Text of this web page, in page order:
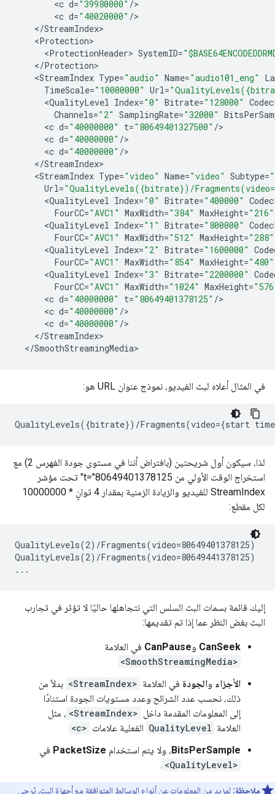
<c d="39980000" /
<c d="40020000" /
</StreamIndex
<Protection
<ProtectionHeader> SystemID=
</Protection
<StreamIndex Type="audio" Name="audio101_eng"
TimeScale="10000000" Url=
<QualityLevel Index="0" Bitrate="128000"
Channels="2" SamplingRate="32000"
<c d="40000000" t="80649401327500" /
<c d="40000000" /
<c d="40000000" /
</StreamIndex
<StreamIndex Type="video" Name="video" Subtype=
Url="QualityLevels({bitrate})/
<QualityLevel Index="0" Bitrate="400000"
FourCC="AVC1" MaxWidth="384" MaxHeight="216"
<QualityLevel Index="1" Bitrate="800000"
FourCC="AVC1" MaxWidth="512" MaxHeight="288"
<QualityLevel Index="2" Bitrate="1600000"
FourCC="AVC1" MaxWidth="854" MaxHeight="480"
<QualityLevel Index="3" Bitrate="2200000"
FourCC="AVC1" MaxWidth="1024" MaxHeight=
<c d="40000000" t="80649401378125" /
<c d="40000000" /
<c d="40000000" /
</StreamIndex
</SmoothStreamingMedia
في المثال أعلاه لبث الفيديو، نموذج عنوان URL هو:
لذا، سيكون أول شريحتين (بافتراض أننا في مستوى جودة الفهرس 2) مع
استخراج الوقت الأولي من t="80649401378125" تحت مؤشر
StreamIndex للفيديو والزيادة الزمنية بمقدار 4 ثوانٍ * 10000000
لكل مقطع:
QualityLevels(2)/Fragments(video=80649401378125)
QualityLevels(2)/Fragments(video=80649441378125)
إليك قائمة بسمات البث السلس التي نتجاهلها حاليًا لا تؤثر في تجارب
البث بغض النظر عما إذا تم تقديمها:
CanSeek وCanPause في العلامة
<SmoothStreamingMedia>
الأجزاء والجودة في العلامة <StreamIndex> بدلاً من
ذلك، نحسب عدد الشرائح وعدد مستويات الجودة استنادًا
إلى المعلومات المقدمة داخل <StreamIndex> ، مثل
العلامة QualityLevel الفعلية علامات <c>
BitsPerSample، ولا يتم استخدام PacketSize في
<QualityLevel>
.
ملاحظة: لمزيد من المعلومات عن أنواع الوسائط المتوافقة مع أجهزة البث، يُرجى